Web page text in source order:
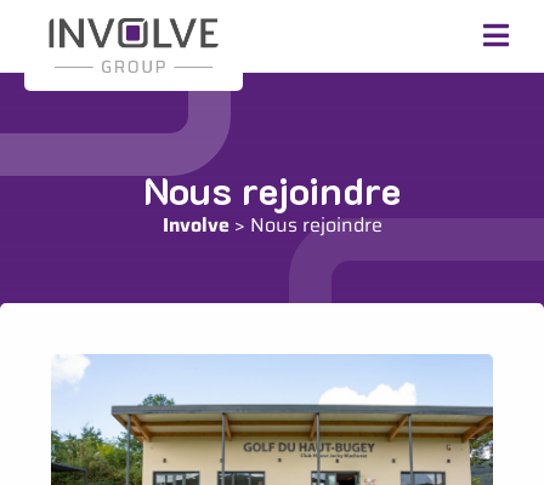
Nous rejoindre
Involve> Nous rejoindre